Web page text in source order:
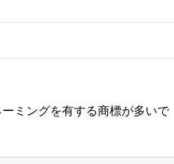
ミングを有する商標が多いで